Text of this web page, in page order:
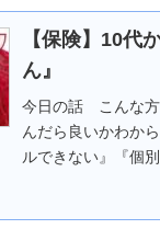
【保険】10代
ん』
今日の話 こんな方
んだら良いかわか
ルできない』『個